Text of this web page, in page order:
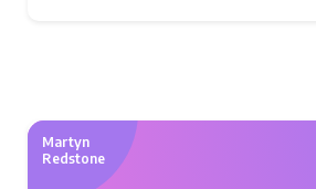
Martyn
Redstone